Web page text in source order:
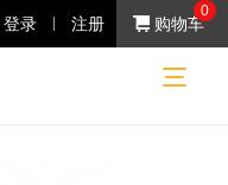
37年专注于小机床产品的研
登录 注册 购物车
0